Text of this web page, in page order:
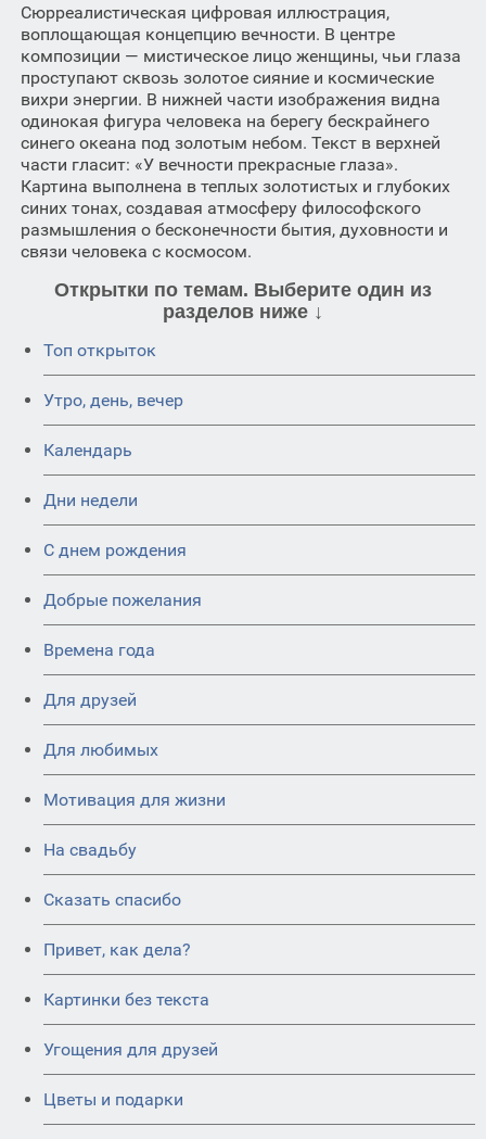
Сюрреалистическая цифровая иллюстрация,
воплощающая концепцию вечности. В центре
композиции — мистическое лицо женщины, чьи глаза
проступают сквозь золотое сияние и космические
вихри энергии. В нижней части изображения видна
одинокая фигура человека на берегу бескрайнего
синего океана под золотым небом. Текст в верхней
части гласит: «У вечности прекрасные глаза».
Картина выполнена в теплых золотистых и глубоких
синих тонах, создавая атмосферу философского
размышления о бесконечности бытия, духовности и
связи человека с космосом.
Открытки по темам. Выберите один из
разделов ниже ↓
Топ открыток
Утро, день, вечер
Календарь
Дни недели
C днем рождения
Добрые пожелания
Времена года
Для друзей
Для любимых
Мотивация для жизни
На свадьбу
Сказать спасибо
Привет, как дела?
Картинки без текста
Угощения для друзей
Цветы и подарки